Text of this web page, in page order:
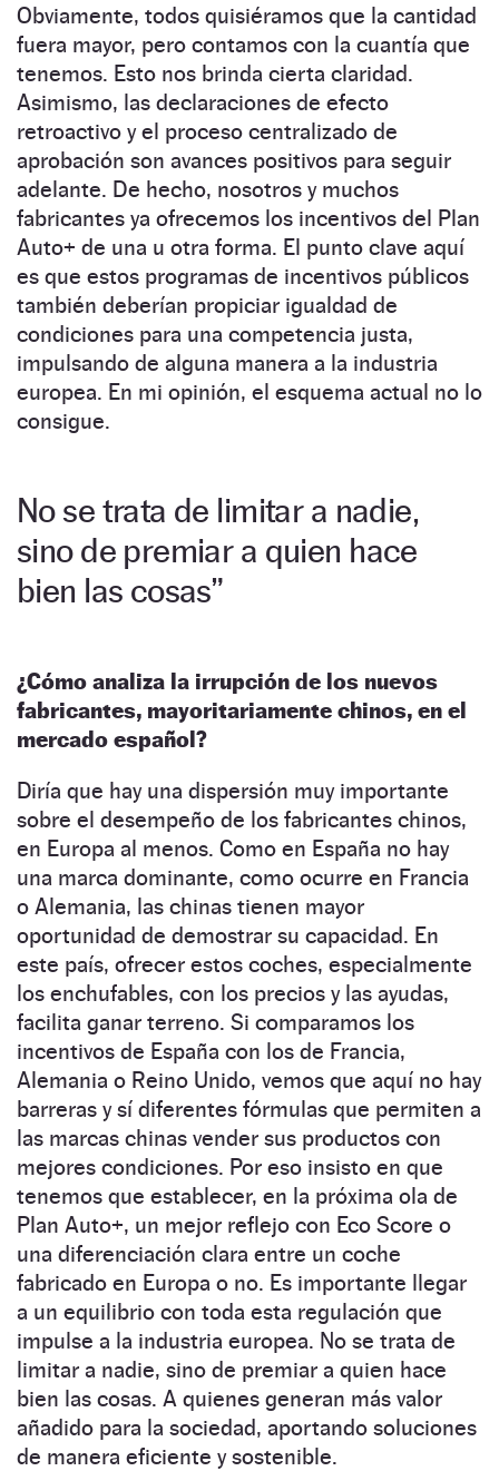
Obviamente, todos quisiéramos que la cantidad
fuera mayor, pero contamos con la cuantía que
tenemos. Esto nos brinda cierta claridad.
Asimismo, las declaraciones de efecto
retroactivo y el proceso centralizado de
aprobación son avances positivos para seguir
adelante. De hecho, nosotros y muchos
fabricantes ya ofrecemos los incentivos del Plan
Auto+ de una u otra forma. El punto clave aquí
es que estos programas de incentivos públicos
también deberían propiciar igualdad de
condiciones para una competencia justa,
impulsando de alguna manera a la industria
europea. En mi opinión, el esquema actual no lo
consigue.
No se trata de limitar a nadie,
sino de premiar a quien hace
bien las cosas”
¿Cómo analiza la irrupción de los nuevos
fabricantes, mayoritariamente chinos, en el
mercado español?
Diría que hay una dispersión muy importante
sobre el desempeño de los fabricantes chinos,
en Europa al menos. Como en España no hay
una marca dominante, como ocurre en Francia
o Alemania, las chinas tienen mayor
oportunidad de demostrar su capacidad. En
este país, ofrecer estos coches, especialmente
los enchufables, con los precios y las ayudas,
facilita ganar terreno. Si comparamos los
incentivos de España con los de Francia,
Alemania o Reino Unido, vemos que aquí no hay
barreras y sí diferentes fórmulas que permiten a
las marcas chinas vender sus productos con
mejores condiciones. Por eso insisto en que
tenemos que establecer, en la próxima ola de
Plan Auto+, un mejor reflejo con Eco Score o
una diferenciación clara entre un coche
fabricado en Europa o no. Es importante llegar
a un equilibrio con toda esta regulación que
impulse a la industria europea. No se trata de
limitar a nadie, sino de premiar a quien hace
bien las cosas. A quienes generan más valor
añadido para la sociedad, aportando soluciones
de manera eficiente y sostenible.